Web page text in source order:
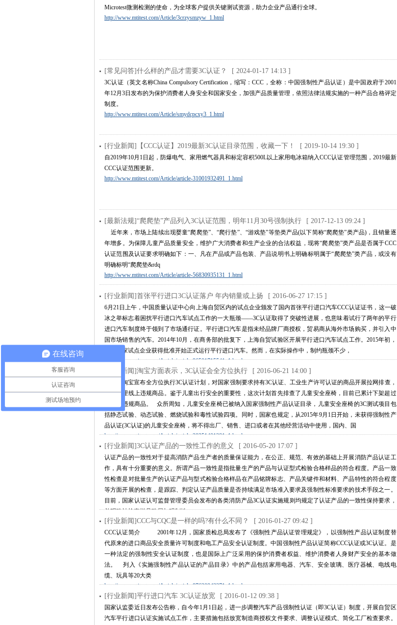
Microtest微测检测的使命，为全球客户提供关键测试资源，助力企业产品通行全球。
http://www.mtitest.com/Article/3crzysmzyw_1.html
[常见问答]什么样的产品才需要3C认证？ [ 2024-01-17 14:13 ]
3C认证（英文名称China Compulsory Certification，缩写：CCC，全称：中国强制性产品认证）是中国政府于2001
年12月3日发布的为保护消费者人身安全和国家安全，加强产品质量管理，依照法律法规实施的一种产品合格评定
制度。
http://www.mtitest.com/Article/smydcpcxy3_1.html
[行业新闻]【CCC认证】2019最新3C认证目录范围，收藏一下！ [ 2019-10-14 19:30 ]
自2019年10月1日起，防爆电气、家用燃气器具和标定容积500L以上家用电冰箱纳入CCC认证管理范围，2019最新
CCC认证范围更新。
http://www.mtitest.com/Article/article-31001932491_1.html
[最新法规]“爬爬垫”产品列入3C认证范围，明年11月30号强制执行 [ 2017-12-13 09:24 ]
近年来，市场上陆续出现婴童“爬爬垫”、“爬行垫”、“游戏垫”等垫类产品(以下简称“爬爬垫”类产品)，且销量逐
年增多。为保障儿童产品质量安全，维护广大消费者和生产企业的合法权益，现将“爬爬垫”类产品是否属于CCC
认证范围及认证要求明确如下：一、凡在产品或产品包装、产品说明书上明确标明属于“爬爬垫”类产品，或没有
明确标明“爬爬垫&rdq
http://www.mtitest.com/Article/article-56830935131_1.html
[行业新闻]首张平行进口3C认证落户 年内销量或上扬 [ 2016-06-27 17:15 ]
6月21日上午，中国质量认证中心向上海自贸区内的试点企业颁发了国内首张平行进口汽车CCC认证证书，这一破
冰之举标志着困扰平行进口汽车试点工作的一大瓶颈——3C认证取得了突破性进展，也意味着试行了两年的平行
进口汽车制度终于领到了市场通行证。平行进口汽车是指未经品牌厂商授权，贸易商从海外市场购买，并引入中
国市场销售的汽车。2014年10月，在商务部的批复下，上海自贸试验区开展平行进口汽车试点工作。2015年初，
首批17家试点企业获得批准开始正式运行平行进口汽车。然而，在实际操作中，制约瓶颈不少，
http://www.mtitest.com/Article/article-96501715541_1.html
[行业新闻]淘宝方面表示，3C认证会全方位执行 [ 2016-06-21 14:00 ]
近日，淘宝宣布全方位执行3C认证计划，对国家强制要求持有3C认证、工业生产许可认证的商品开展拉网排查，
逐批清理线上违规商品。鉴于儿童出行安全的重要性，这次计划首先排查了儿童安全座椅，目前已累计下架超过
40万件违规商品。 众所周知，儿童安全座椅已被纳入国家强制性产品认证目录，儿童安全座椅的3C测试项目包
括静态试验、动态试验、燃烧试验和毒性试验四项。同时，国家也规定，从2015年9月1日开始，未获得强制性产
品认证(3C认证)的儿童安全座椅，将不得出厂、销售、进口或者在其他经营活动中使用，国内、国
http://www.mtitest.com/Article/article-30351401281_1.html
[行业新闻]3C认证产品的一致性工作的意义 [ 2016-05-20 17:07 ]
认证产品的一致性对于提高消防产品生产者的质量保证能力，在公正、规范、有效的基础上开展消防产品认证工
作，具有十分重要的意义。所谓产品一致性是指批量生产的产品与认证型式检验合格样品的符合程度。产品一致
性检查是对批量生产的认证产品与型式检验合格样品在产品铭牌标志、产品关键件和材料、产品特性的符合程度
等方面开展的检查，是跟踪、判定认证产品质量是否持续满足市场准入要求及强制性标准要求的技术手段之一。
目前，国家认证认可监督管理委员会发布的各类消防产品3C认证实施规则均规定了认证产品的一致性保持要求，
并明确被检查样品确属与强制性
http://www.mtitest.com/Article/article-32261708051_1.html
[行业新闻]CCC与CQC是一样的吗?有什么不同？ [ 2016-01-27 09:42 ]
CCC认证简介 2001年12月，国家质检总局发布了《强制性产品认证管理规定》，以强制性产品认证制度替
代原来的进口商品安全质量许可制度和电工产品安全认证制度。中国强制性产品认证简称CCC认证或3C认证。是
一种法定的强制性安全认证制度，也是国际上广泛采用的保护消费者权益、维护消费者人身财产安全的基本做
法。 列入《实施强制性产品认证的产品目录》中的产品包括家用电器、汽车、安全玻璃、医疗器械、电线电
缆、玩具等20大类
http://www.mtitest.com/Article/article-87630943271_1.html
[行业新闻]平行进口汽车 3C认证放宽 [ 2016-01-12 09:38 ]
国家认监委近日发布公告称，自今年1月1日起，进一步调整汽车产品强制性认证（即3C认证）制度，开展自贸区
汽车平行进口认证实施试点工作，主要措施包括放宽制造商授权文件要求、调整认证模式、简化工厂检查要求。
在线咨询
客服咨询
认证咨询
测试场地预约